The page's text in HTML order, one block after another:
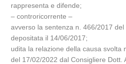
rappresenta e difende;
– controricorrente –
avverso la sentenza n. 466/2017 del
depositata il 14/06/2017;
udita la relazione della causa svolta
del 17/02/2022 dal Consigliere Dott.